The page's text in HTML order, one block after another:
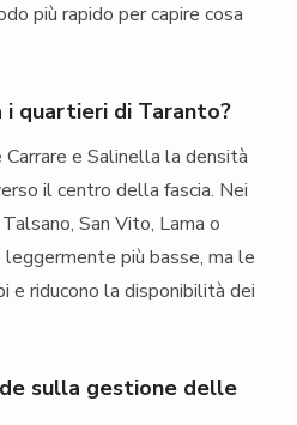
più rapido per capire cosa
i quartieri di Taranto?
e Salinella la densità
il centro della fascia. Nei
San Vito, Lama o
più basse, ma le
e riducono la disponibilità dei
sulla gestione delle